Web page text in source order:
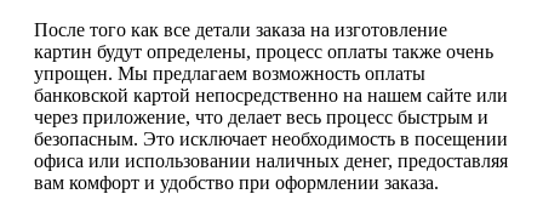
После того как все детали заказа на изготовление
картин будут определены, процесс оплаты также очень
упрощен. Мы предлагаем возможность оплаты
банковской картой непосредственно на нашем сайте или
через приложение, что делает весь процесс быстрым и
безопасным. Это исключает необходимость в посещении
офиса или использовании наличных денег, предоставляя
вам комфорт и удобство при оформлении заказа.